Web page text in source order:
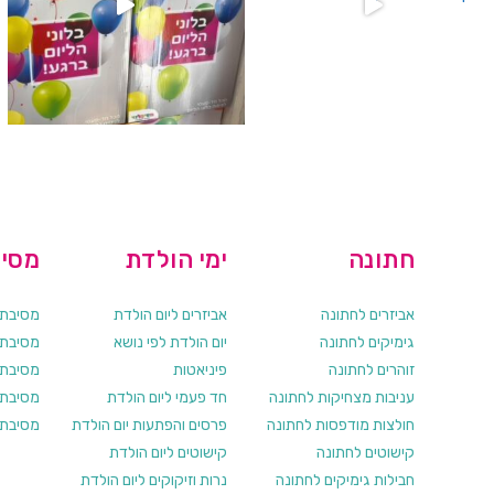
מסיבת
מסיבת
מסיבת
מסיבת
מסיבת
ימי הולדת
אביזרים ליום הולדת
יום הולדת לפי נושא
פיניאטות
חד פעמי ליום הולדת
פרסים והפתעות יום הולדת
קישוטים ליום הולדת
נרות וזיקוקים ליום הולדת
חתונה
אביזרים לחתונה
גימיקים לחתונה
זוהרים לחתונה
עניבות מצחיקות לחתונה
חולצות מודפסות לחתונה
קישוטים לחתונה
חבילות גימיקים לחתונה